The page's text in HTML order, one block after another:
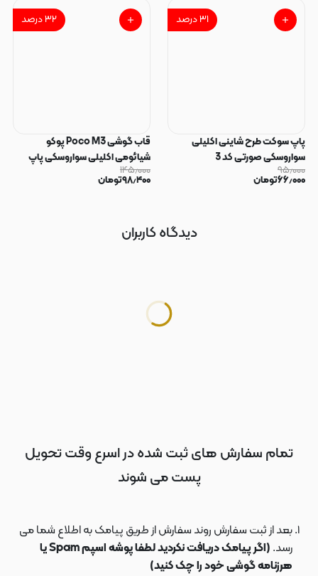
۳۱درصد
پاپ سوکت طرح شاینی اکلیلی
سواروسکی صورتی کد 3
۹۵٫۰۰۰
۶۶٫۰۰۰تومان
۳۲درصد
قاب گوشی Poco M3 پوکو
شیائومی اکلیلی سواروسکی پاپ
سوکت دار محافظ لنز دار صورتی کد
۱۴۵٫۰۰۰
۹۸٫۴۰۰تومان
دیدگاه کاربران
تمام سفارش های ثبت شده در اسرع وقت تحویل
پست می شوند
بعد از ثبت سفارش روند سفارش از طریق پیامک به اطلاع شما می
رسد.
(اگر پیامک دریافت نکردید لطفا پوشه اسپم Spam یا
هرزنامه گوشی خود را چک کنید)